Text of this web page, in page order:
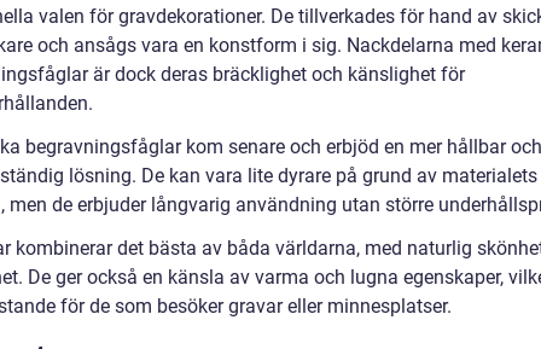
valen för gravdekorationer. De tillverkades för hand av
och ansågs vara en konstform i sig. Nackdelarna med
är dock deras bräcklighet och känslighet för
begravningsfåglar kom senare och erbjöd en mer hållbar och
lösning. De kan vara lite dyrare på grund av materialets
men de erbjuder långvarig användning utan större
kombinerar det bästa av båda världarna, med naturlig
De ger också en känsla av varma och lugna egenskaper,
för de som besöker gravar eller minnesplatser.